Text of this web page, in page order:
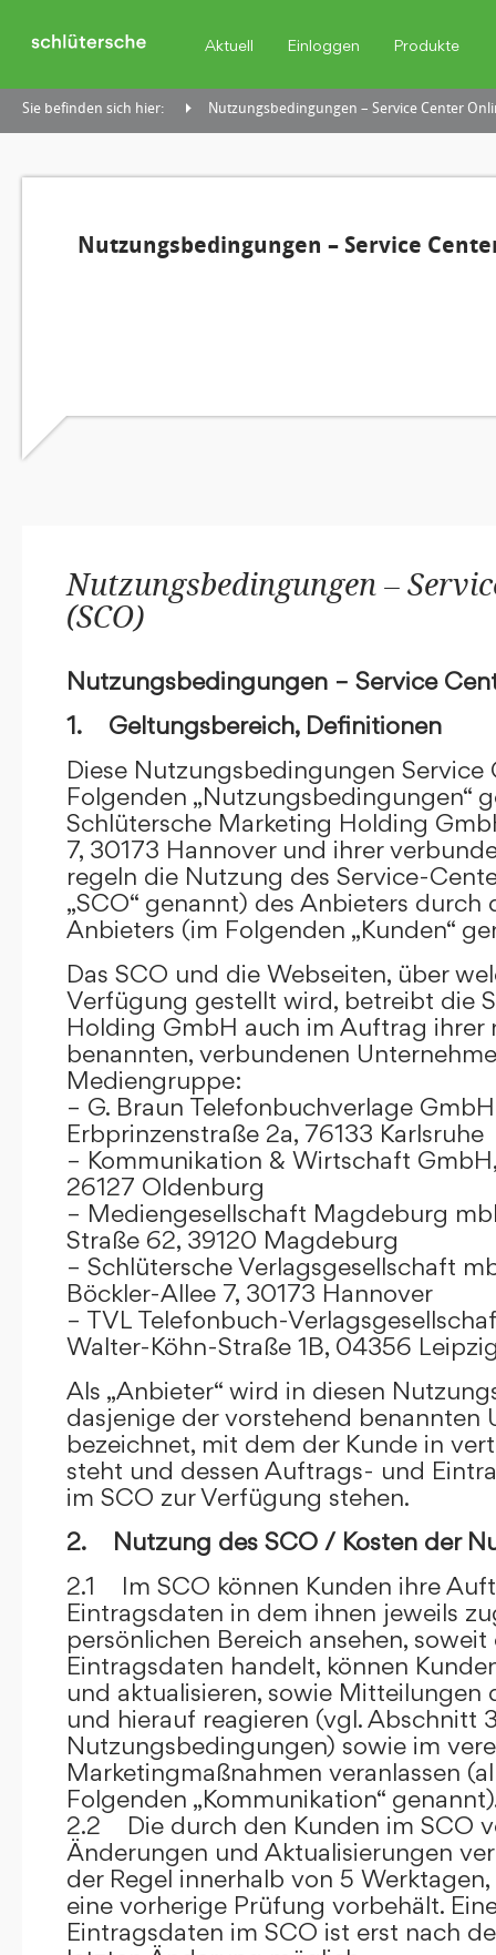
Aktuell Einloggen Produkte
Sie befinden sich hier: Nutzungsbedingungen – Service Center
Nutzungsbedingungen – Service
Nutzungsbedingungen –
(SCO)
Nutzungsbedingungen – Service
1. Geltungsbereich, Definitionen
Diese Nutzungsbedingungen Service
Folgenden „Nutzungsbedingungen“
Schlütersche Marketing Holding
7, 30173 Hannover und ihrer
regeln die Nutzung des Service-
„SCO“ genannt) des Anbieters durch
Anbieters (im Folgenden „Kunden“
Das SCO und die Webseiten, über
Verfügung gestellt wird, betreibt die
Holding GmbH auch im Auftrag ihrer
benannten, verbundenen
Mediengruppe:
– G. Braun Telefonbuchverlage GmbH
Erbprinzenstraße 2a, 76133 Karlsruhe
– Kommunikation & Wirtschaft
26127 Oldenburg
– Mediengesellschaft Magdeburg
Straße 62, 39120 Magdeburg
– Schlütersche Verlagsgesellschaft
Böckler-Allee 7, 30173 Hannover
– TVL Telefonbuch-
Walter-Köhn-Straße 1B, 04356
Als „Anbieter“ wird in diesen
dasjenige der vorstehend benannten
bezeichnet, mit dem der Kunde in
steht und dessen Auftrags- und
im SCO zur Verfügung stehen.
2. Nutzung des SCO / Kosten der
2.1 Im SCO können Kunden ihre
Eintragsdaten in dem ihnen jeweils
persönlichen Bereich ansehen,
Eintragsdaten handelt, können
und aktualisieren, sowie Mitteilungen
und hierauf reagieren (vgl. Abschnitt
Nutzungsbedingungen) sowie im
Marketingmaßnahmen veranlassen
Folgenden „Kommunikation“
2.2 Die durch den Kunden im SCO
Änderungen und Aktualisierungen
der Regel innerhalb von 5
eine vorherige Prüfung vorbehält.
Eintragsdaten im SCO ist erst nach